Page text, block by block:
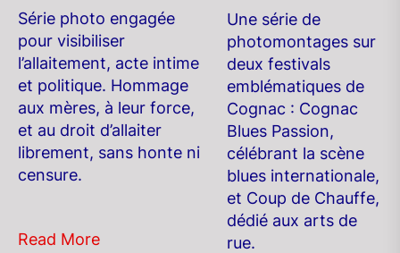
Série photo engagée
pour visibiliser
l’allaitement, acte intime
et politique. Hommage
aux mères, à leur force,
et au droit d’allaiter
librement, sans honte ni
censure.
Read More
Une série de
photomontages sur
deux festivals
emblématiques de
Cognac : Cognac
Blues Passion,
célébrant la scène
blues internationale,
et Coup de Chauffe,
dédié aux arts de
rue.